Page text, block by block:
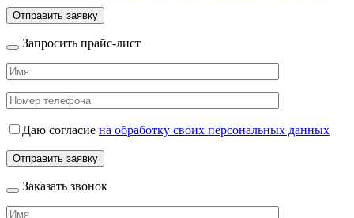
Запросить прайс-лист
Даю согласие на обработку своих персональных данных
Заказать звонок